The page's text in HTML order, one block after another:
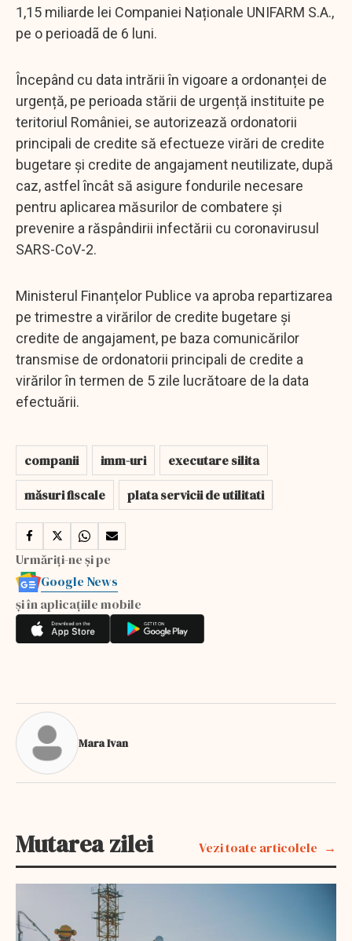
1,15 miliarde lei Companiei Naționale UNIFARM S.A.,
pe o perioadã de 6 luni.
Începând cu data intrării în vigoare a ordonanței de
urgență, pe perioada stării de urgență instituite pe
teritoriul României, se autorizează ordonatorii
principali de credite să efectueze virări de credite
bugetare și credite de angajament neutilizate, după
caz, astfel încât să asigure fondurile necesare
pentru aplicarea măsurilor de combatere și
prevenire a răspândirii infectării cu coronavirusul
SARS-CoV-2.
Ministerul Finanțelor Publice va aproba repartizarea
pe trimestre a virărilor de credite bugetare şi
credite de angajament, pe baza comunicărilor
transmise de ordonatorii principali de credite a
virărilor în termen de 5 zile lucrătoare de la data
efectuării.
companii imm-uri
executare silita
măsuri fiscale
plata servicii de utilitati
Urmăriți-ne și pe
Google News
și în aplicațiile mobile
Mara Ivan
Mutarea zilei Vezi toate articolele